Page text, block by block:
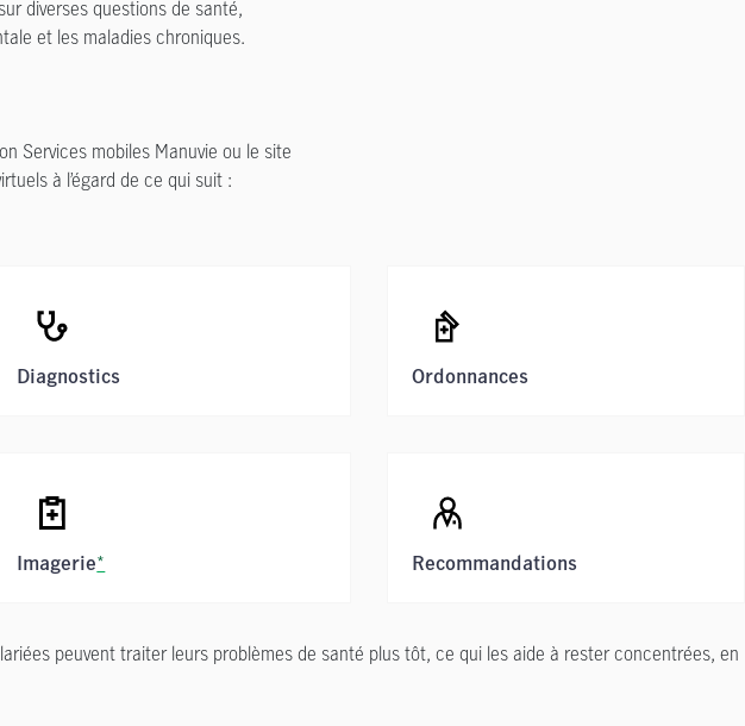
diverses questions de santé,
et les maladies chroniques.
Services mobiles Manuvie ou le site
à l’égard de ce qui suit :
Diagnostics Ordonnances
Imagerie* Recommandations
peuvent traiter leurs problèmes de santé plus tôt, ce qui les aide à rester concentrées, en